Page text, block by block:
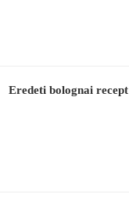
Eredeti bolognai recept